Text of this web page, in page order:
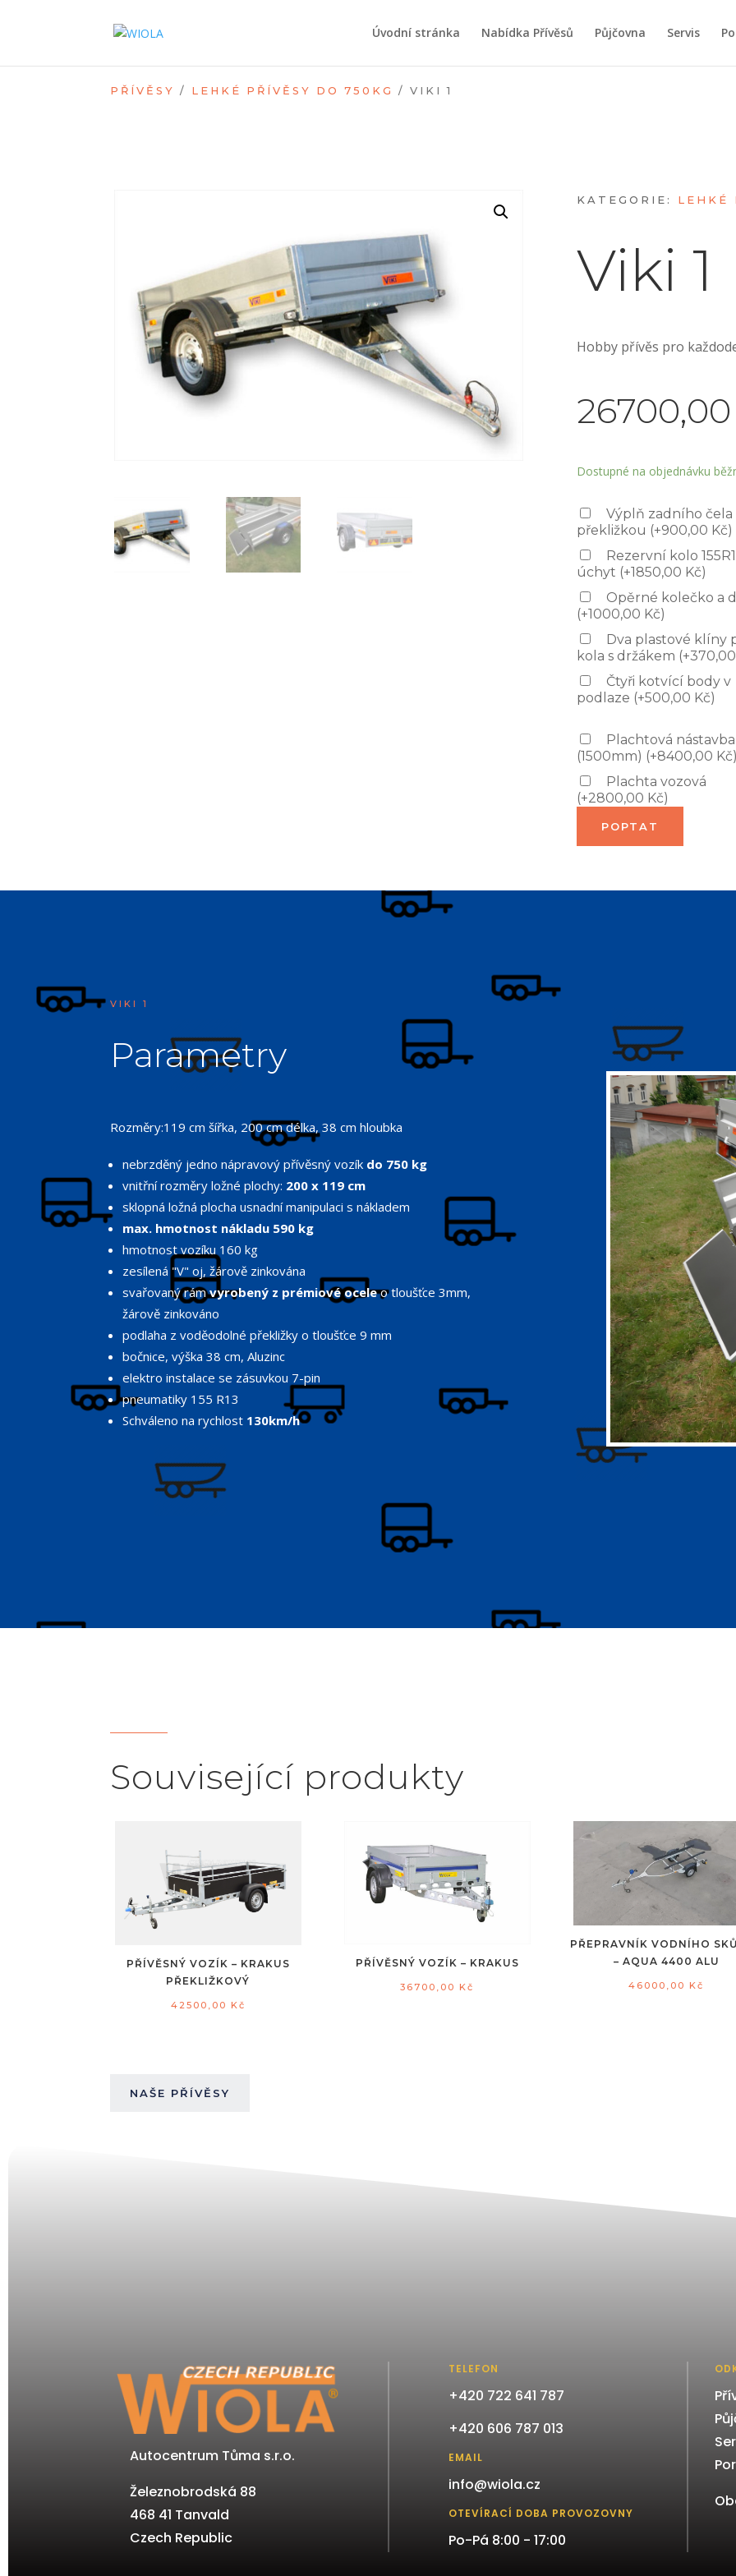
Úvodní stránka Nabídka Přívěsů Půjčovna Servis
PŘÍVĚSY / LEHKÉ PŘÍVĚSY DO 750KG / VIKI 1
KATEGORIE: LEHKÉ
Viki 1
Hobby přívěs pro
Dostupné na objednávku
Výplň zadního čela
překližkou (+900,00 Kč)
Rezervní kolo
úchyt (+1850,00 Kč)
Opěrné kolečko a
(+1000,00 Kč)
Dva plastové klíny
kola s držákem (+
Čtyři kotvící body v
podlaze (+500,00 Kč)
Plachtová nástavba
(1500mm) (+8400,00 Kč
Plachta vozová
(+2800,00 Kč)
POPTAT
VIKI 1
Parametry
Rozměry:119 cm šířka, 200 cm délka, 38 cm hloubka
nebrzděný jedno nápravový přívěsný vozík do 750 kg
vnitřní rozměry ložné plochy: 200 x 119 cm
sklopná ložná plocha usnadní manipulaci s nákladem
max. hmotnost nákladu 590 kg
hmotnost vozíku 160 kg
zesílená "V" oj, žárově zinkována
svařovaný rámvyrobený z prémiové oceleo tloušťce 3mm,
žárově zinkováno
podlaha z voděodolné překližky o tloušťce 9 mm
bočnice, výška 38 cm, Aluzinc
elektro instalace se zásuvkou 7-pin
pneumatiky 155 R13
Schváleno na rychlost 130km/h
Související produkty
PŘÍVĚSNÝ VOZÍK – KRAKUS
PŘEKLIŽKOVÝ
42500,00 Kč
PŘÍVĚSNÝ VOZÍK – KRAKUS
36700,00 Kč
PŘEPRAVNÍK VODNÍHO
– AQUA 4400 ALU
46000,00 Kč
NAŠE PŘÍVĚSY
Autocentrum Tůma s.r.o.
Železnobrodská 88
468 41 Tanvald
Czech Republic
TELEFON
+420 722 641 787
+420 606 787 013
EMAIL
info@wiola.cz
OTEVÍRACÍ DOBA PROVOZOVNY
Po-Pá 8:00 - 17:00